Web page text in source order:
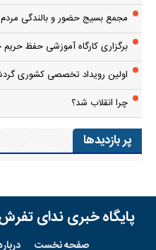
مجمع بسیج حضور و بالندگی
برگزاری کارگاه آموزشی حفظ
اولین رویداد تخصصی کشوری
چرا انقلاب شد؟
پر بازدیدها
پایگاه خبری ندای
صفحه نخست